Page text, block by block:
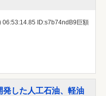
06:53:14.85 ID:s7b74ndB9巨額
発した人工石油、軽油